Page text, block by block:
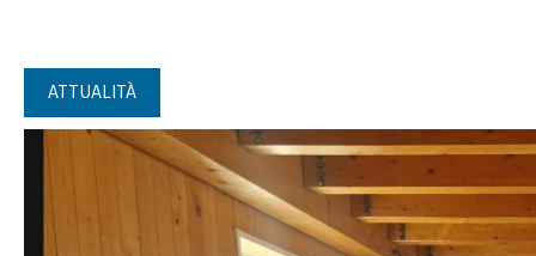
ATTUALITÀ